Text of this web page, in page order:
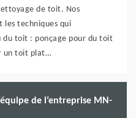
de toit. Nos
les techniques qui
du toit : ponçage pour du toit
un toit plat…
de l’entreprise MN-